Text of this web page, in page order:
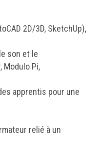
2D/3D, SketchUp),
son et le
Modulo Pi,
apprentis pour une
relié à un